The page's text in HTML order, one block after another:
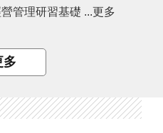
一年一度的全國性社會團體經營管理研習基礎 ...更多
多